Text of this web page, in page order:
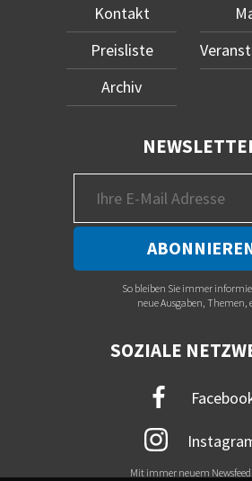
Kontakt
Preisliste
Archiv
So bleiben Sie immer
neue Ausgaben, Themen,
SOZIALE
Mit immer neuem